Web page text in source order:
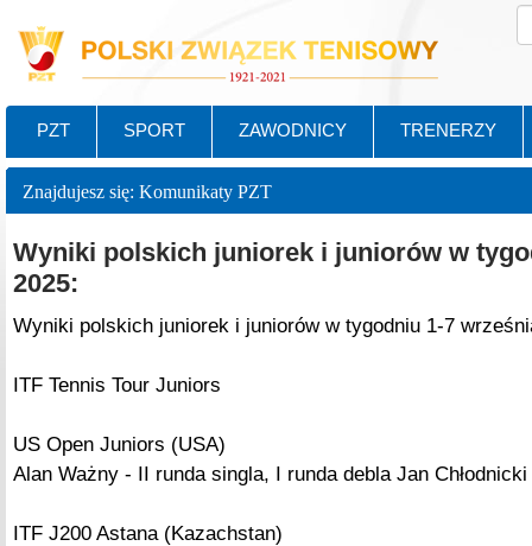
PZT SPORT ZAWODNICY TRENERZY
Znajdujesz się: Komunikaty PZT
Wyniki polskich juniorek i juniorów w
2025:
Wyniki polskich juniorek i juniorów w tygodniu 1-7
ITF Tennis Tour Juniors
US Open Juniors (USA)
Alan Ważny - II runda singla, I runda debla Jan
ITF J200 Astana (Kazachstan)